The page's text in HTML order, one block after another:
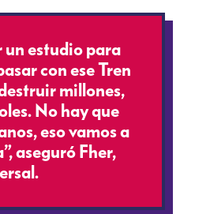
un estudio para
con ese Tren
millones,
No hay que
eso vamos a
aseguró Fher,